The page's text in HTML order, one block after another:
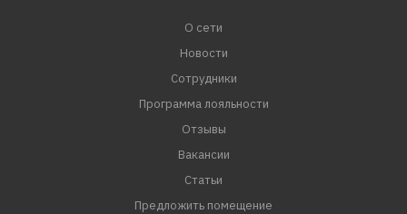
О сети
Новости
Сотрудники
Программа лояльности
Отзывы
Вакансии
Статьи
Предложить помещение